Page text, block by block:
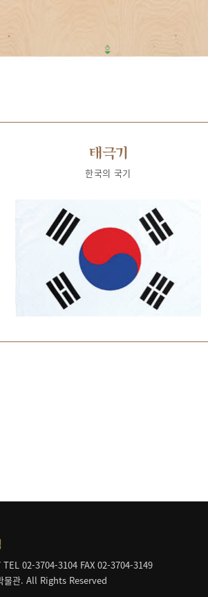
태극기
한국의 국기
TEL 02-3704-3104 FAX 02-3704-3149
관. All Rights Reserved